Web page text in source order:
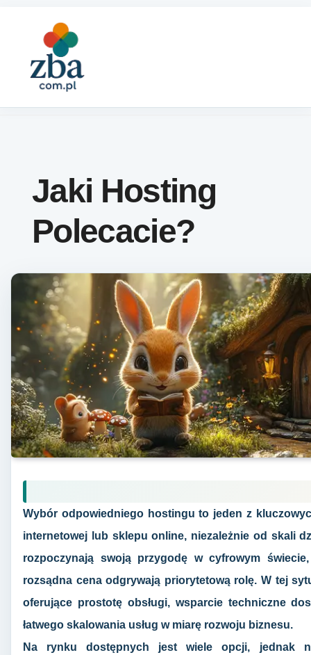
Jaki Hosting
Polecacie?
Wybór odpowiedniego hostingu to jeden z
internetowej lub sklepu online, niezależnie od skali
rozpoczynają swoją przygodę w cyfrowym
rozsądna cena odgrywają priorytetową rolę. W tej
oferujące prostotę obsługi, wsparcie techniczne
łatwego skalowania usług w miarę rozwoju biznesu.
Na rynku dostępnych jest wiele opcji, jednak